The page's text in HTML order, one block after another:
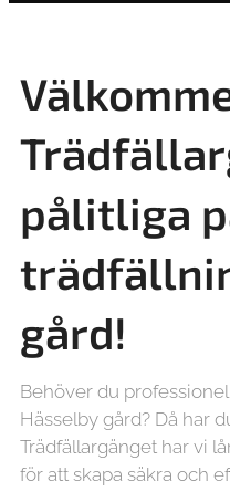
pålitliga
gård!
Behöver du
Hässelby gård? Då har
Trädfällargänget har vi
för att skapa säkra och